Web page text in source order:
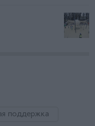
поддержка